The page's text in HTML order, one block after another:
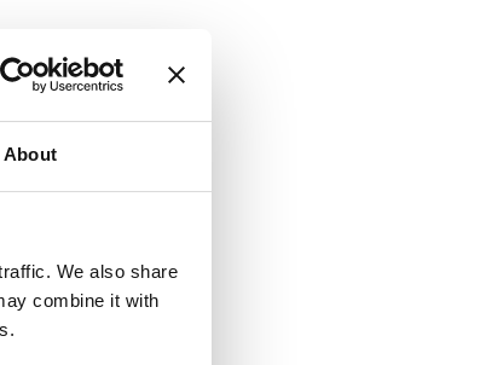
About
We also share
combine it with
výuky